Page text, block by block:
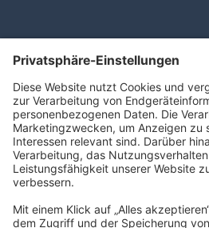
TAXFBA GmbH
Gasstraße 18, Haus 6a
22761 Hamburg
info@taxfba.de